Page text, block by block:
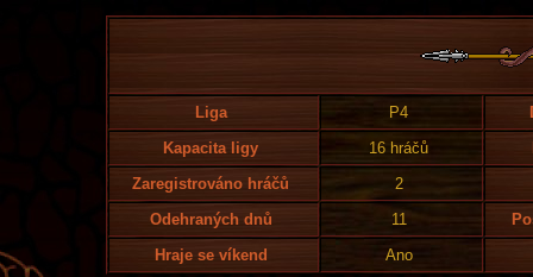
Liga P4
Kapacita ligy
16 hráčů
Zaregistrováno hráčů
2
Odehraných dnů
11
Hraje se víkend
Ano